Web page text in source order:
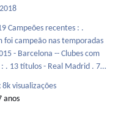
: .
campeão nas temporadas
8k visualizações
anos